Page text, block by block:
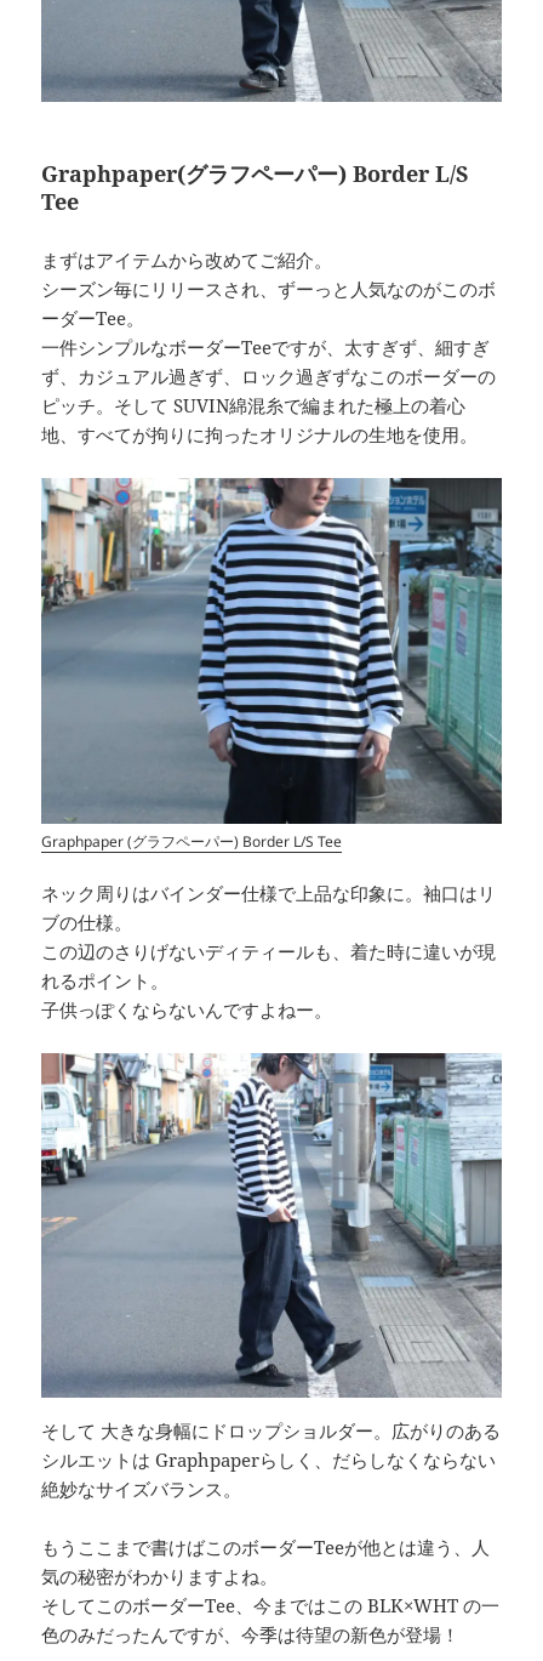
Graphpaper(グラフペーパー) Border L/S
Tee
まずはアイテムから改めてご紹介。
シーズン毎にリリースされ、ずーっと人気なのがこのボ
ーダーTee。
一件シンプルなボーダーTeeですが、太すぎず、細すぎ
ず、カジュアル過ぎず、ロック過ぎずなこのボーダーの
ピッチ。そして SUVIN綿混糸で編まれた極上の着心
地、すべてが拘りに拘ったオリジナルの生地を使用。
Graphpaper (グラフペーパー) Border L/S Tee
ネック周りはバインダー仕様で上品な印象に。袖口はリ
ブの仕様。
この辺のさりげないディティールも、着た時に違いが現
れるポイント。
子供っぽくならないんですよねー。
そして 大きな身幅にドロップショルダー。広がりのある
シルエットは Graphpaperらしく、だらしなくならない
絶妙なサイズバランス。
もうここまで書けばこのボーダーTeeが他とは違う、人
気の秘密がわかりますよね。
そしてこのボーダーTee、今まではこの BLK×WHT の一
色のみだったんですが、今季は待望の新色が登場！